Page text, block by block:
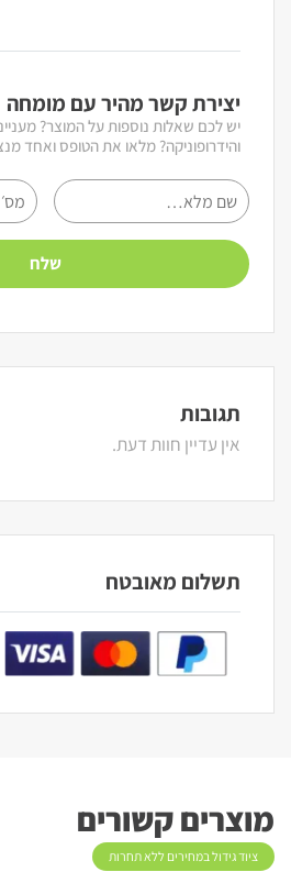
יצירת קשר מהיר עם מומחה
יש לכם שאלות נוספות על המוצר?
והידרופוניקה? מלאו את הטופס ואחד
תגובות
אין עדיין חוות דעת.
תשלום מאובטח
מוצרים קשורים
ציוד גידול במחירים ללא תחרות